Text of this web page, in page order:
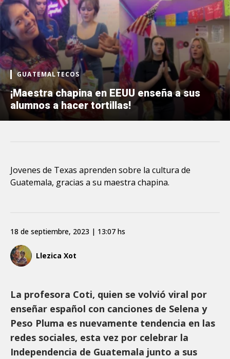
GUATEMALTECOS
¡Maestra chapina en EEUU enseña a sus
alumnos a hacer tortillas!
Jovenes de Texas aprenden sobre la cultura de
Guatemala, gracias a su maestra chapina.
Llezica Xot
18 de septiembre, 2023 | 13:07 hs
La profesora Coti, quien se volvió viral por
enseñar español con canciones de Selena y
Peso Pluma es nuevamente tendencia en las
redes sociales, esta vez por celebrar la
Independencia de Guatemala junto a sus